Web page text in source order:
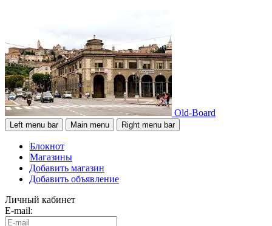
Old-Board
Left menu bar Main menu Right menu bar
Блокнот
Магазины
Добавить магазин
Добавить объявление
Личный кабинет
E-mail: